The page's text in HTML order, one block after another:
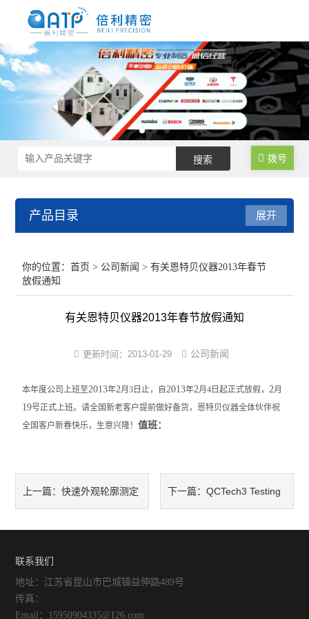
拨号
产品目录
尼龙塑料调湿设备
尼龙塑件强制吸水装置
尼龙制品调湿机
PA6/66蒸煮增湿设备
展开
你的位置：首页 > 公司新闻 > 有关恩特贝仪器2013年春节
放假通知
有关恩特贝仪器2013年春节放假通知
更新时间： 2013-01-29 公司新闻
本年度公司上班至2013年2月3日止，自2013年2月4 日起正式放假，2月
19号正式上班。请全国新老客户提前做好备货，恩特贝仪器全体伙伴祝
全国客户新春快乐，生意兴隆！值班：
上一篇：快速外观轮廓测定 下一篇： QCTech3 Testing
联系我们
地址：江苏省昆山市巴城镇益伸路489号
传真：
Email：15950904335@126.com